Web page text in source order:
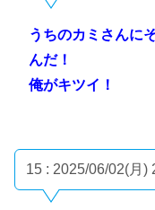
うちのカミさんに
んだ！
俺がキツイ！
15 : 2025/06/02(月)